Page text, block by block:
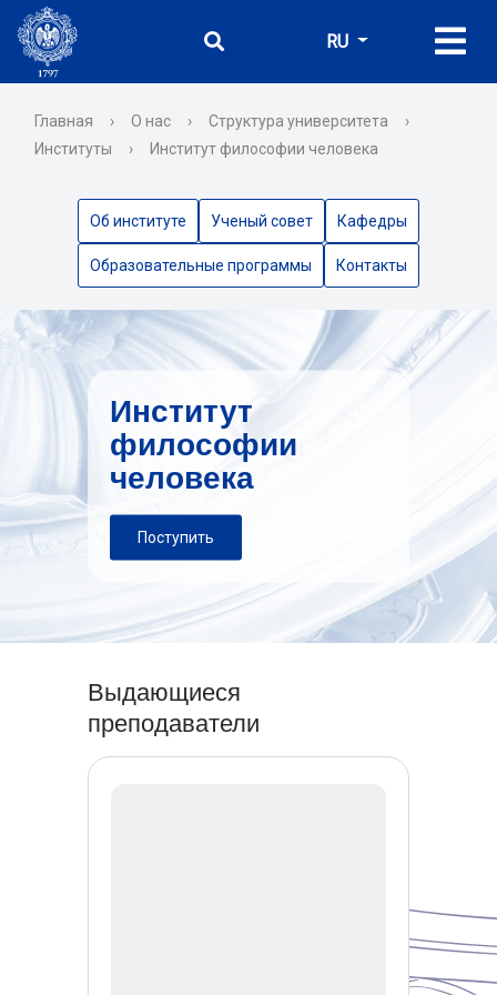
RU
Главная › О нас › Структура университета
›
Институты
› Институт философии человека
Об институте Ученый совет Кафедры
Образовательные программы Контакты
Институт
философии
человека
Поступить
Выдающиеся
преподаватели